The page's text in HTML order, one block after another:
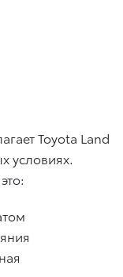
Toyota Land
условиях.